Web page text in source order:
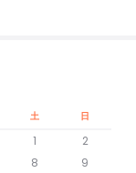
土 日
1
2
8
9